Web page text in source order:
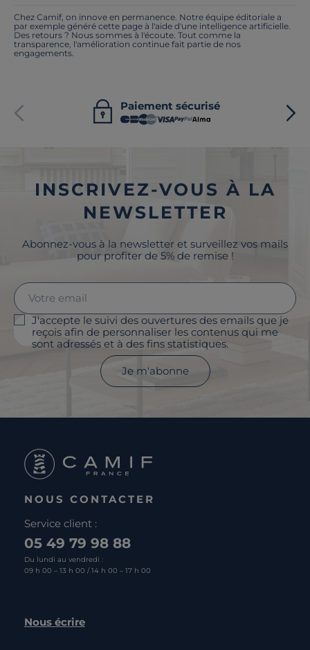
Chez Camif, on innove en permanence. Notre équipe éditoriale a
par exemple généré cette page à l'aide d'une intelligence artificielle.
Des retours ? Nous sommes à l'écoute. Tout comme la
transparence, l'amélioration continue fait partie de nos
engagements.
Paiement sécurisé
INSCRIVEZ-VOUS À LA
NEWSLETTER
Abonnez-vous à la newsletter et surveillez vos mails
pour profiter de 5% de remise !
J'accepte le suivi des ouvertures des emails que je
reçois afin de personnaliser les contenus qui me
sont adressés et à des fins statistiques.
Je m'abonne
NOUS CONTACTER
Service client :
05 49 79 98 88
Du lundi au vendredi :
09 h 00 – 13 h 00 / 14 h 00 – 17 h 00
Nous écrire